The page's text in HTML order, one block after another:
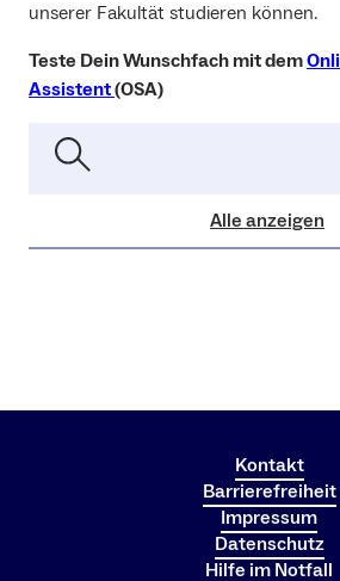
unserer Fakultät studieren können.
Teste Dein Wunschfach mit dem
Assistent(OSA)
Alle anzeigen
Kontakt
Barrierefreiheit
Impressum
Datenschutz
Hilfe im Notfall